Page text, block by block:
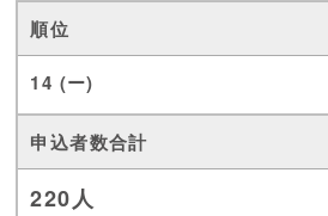
14 (ー)
220人